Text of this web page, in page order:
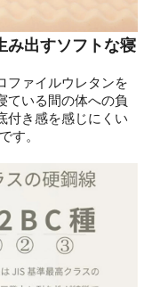
み出すソフトな寝
ファイルウレタンを
ている間の体への負
付き感を感じにくい
す。